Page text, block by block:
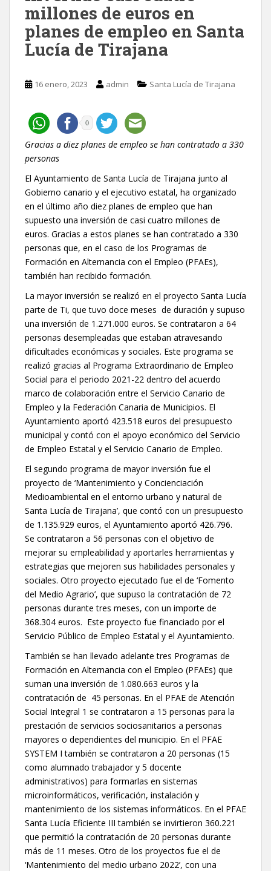
millones de euros en
planes de empleo en Santa
Lucía de Tirajana
16 enero, 2023 admin Santa Lucía de Tirajana
0
Gracias a diez planes de empleo se han contratado a 330
personas
El Ayuntamiento de Santa Lucía de Tirajana junto al
Gobierno canario y el ejecutivo estatal, ha organizado
en el último año diez planes de empleo que han
supuesto una inversión de casi cuatro millones de
euros. Gracias a estos planes se han contratado a 330
personas que, en el caso de los Programas de
Formación en Alternancia con el Empleo (PFAEs),
también han recibido formación.
La mayor inversión se realizó en el proyecto Santa Lucía
parte de Ti, que tuvo doce meses de duración y supuso
una inversión de 1.271.000 euros. Se contrataron a 64
personas desempleadas que estaban atravesando
dificultades económicas y sociales. Este programa se
realizó gracias al Programa Extraordinario de Empleo
Social para el periodo 2021-22 dentro del acuerdo
marco de colaboración entre el Servicio Canario de
Empleo y la Federación Canaria de Municipios. El
Ayuntamiento aportó 423.518 euros del presupuesto
municipal y contó con el apoyo económico del Servicio
de Empleo Estatal y el Servicio Canario de Empleo.
El segundo programa de mayor inversión fue el
proyecto de ‘Mantenimiento y Concienciación
Medioambiental en el entorno urbano y natural de
Santa Lucía de Tirajana’, que contó con un presupuesto
de 1.135.929 euros, el Ayuntamiento aportó 426.796.
Se contrataron a 56 personas con el objetivo de
mejorar su empleabilidad y aportarles herramientas y
estrategias que mejoren sus habilidades personales y
sociales. Otro proyecto ejecutado fue el de ‘Fomento
del Medio Agrario’, que supuso la contratación de 72
personas durante tres meses, con un importe de
368.304 euros. Este proyecto fue financiado por el
Servicio Público de Empleo Estatal y el Ayuntamiento.
También se han llevado adelante tres Programas de
Formación en Alternancia con el Empleo (PFAEs) que
suman una inversión de 1.080.663 euros y la
contratación de 45 personas. En el PFAE de Atención
Social Integral 1 se contrataron a 15 personas para la
prestación de servicios sociosanitarios a personas
mayores o dependientes del municipio. En el PFAE
SYSTEM I también se contrataron a 20 personas (15
como alumnado trabajador y 5 docente
administrativos) para formarlas en sistemas
microinformáticos, verificación, instalación y
mantenimiento de los sistemas informáticos. En el PFAE
Santa Lucía Eficiente III también se invirtieron 360.221
que permitió la contratación de 20 personas durante
más de 11 meses. Otro de los proyectos fue el de
‘Mantenimiento del medio urbano 2022’, con una